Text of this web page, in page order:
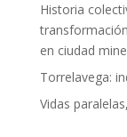
Historia
en ciudad
Torrelavega:
Vidas